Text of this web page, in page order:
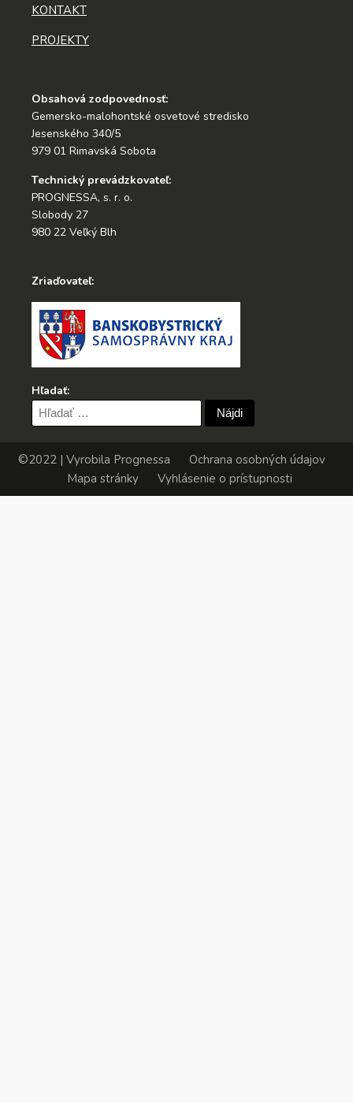
KONTAKT
PROJEKTY
Obsahová zodpovednosť:
Gemersko-malohontské osvetové stredisko
Jesenského 340/5
979 01 Rimavská Sobota
Technický prevádzkovateľ:
PROGNESSA, s. r. o.
Slobody 27
980 22 Veľký Blh
Zriaďovateľ:
Hľadať:
Hľadať:
©2022 | Vyrobila Prognessa
Ochrana osobných údajov
Mapa stránky
Vyhlásenie o prístupnosti